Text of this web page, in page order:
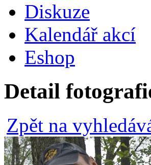
Diskuze
Kalendář akcí
Eshop
Detail
Zpět na